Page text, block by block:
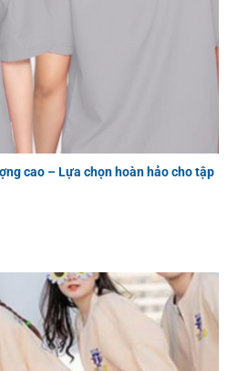
cao – Lựa chọn hoàn hảo cho tập